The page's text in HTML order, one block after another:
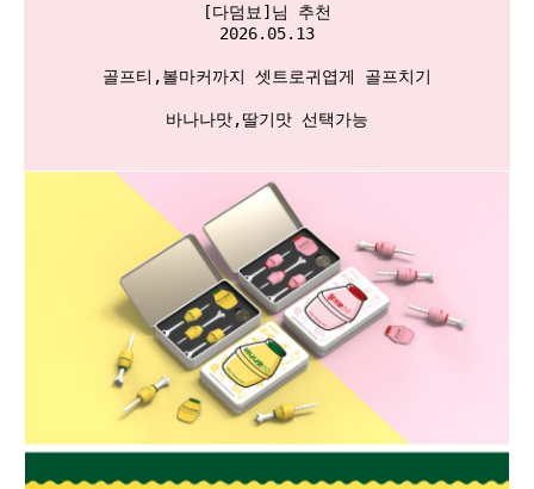
[다덤뵤]님 추천
2026.05.13
골프티,볼마커까지 셋트로귀엽게 골프치기
바나나맛,딸기맛 선택가능